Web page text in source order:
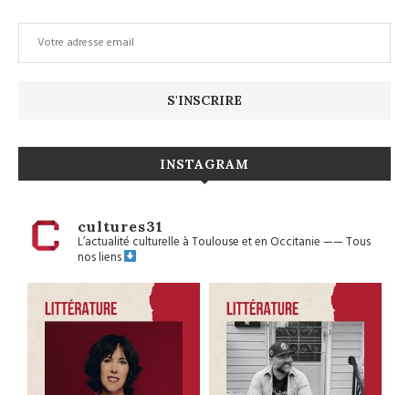
INSTAGRAM
cultures31
L’actualité culturelle à Toulouse et en Occitanie——Tous
nos liens